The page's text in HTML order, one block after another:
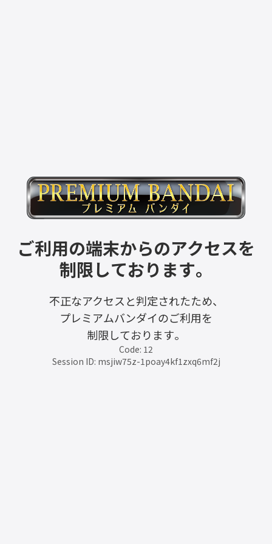
ご利用の端末からのアクセスを
制限しております。
不正なアクセスと判定されたため、
プレミアムバンダイのご利用を
制限しております。
Code: 12
Session ID: msjiw75z-1poay4kf1zxq6mf2j